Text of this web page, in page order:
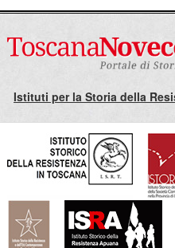
Istituti per la Storia della